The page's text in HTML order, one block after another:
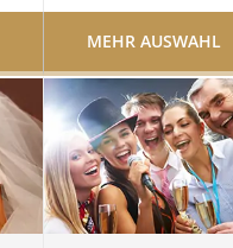
MEHR AUSWAHL